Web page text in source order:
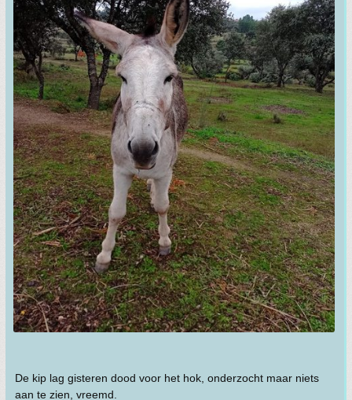
De kip lag gisteren dood voor het hok, onderzocht maar niets
aan te zien, vreemd.